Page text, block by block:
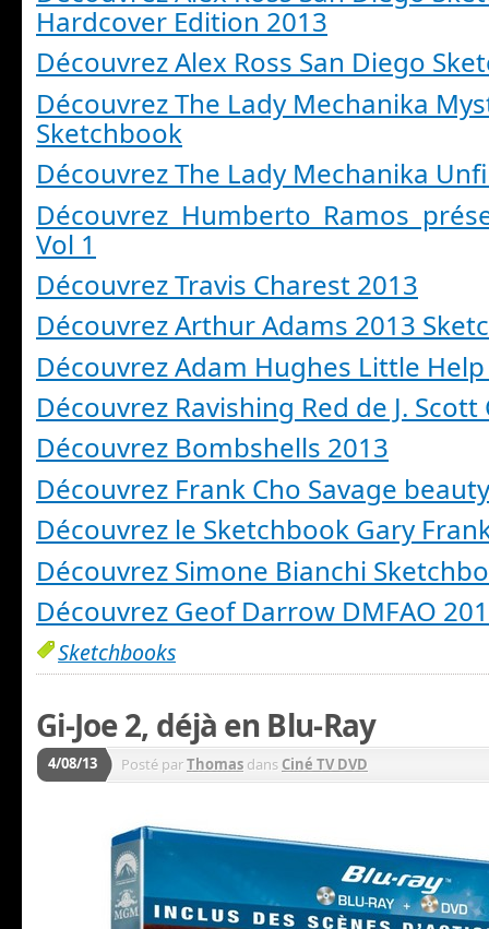
Hardcover Edition 2013
Découvrez Alex Ross San Diego
Découvrez The Lady Mechanika
Sketchbook
Découvrez The Lady Mechanika
Découvrez Humberto Ramos
Vol 1
Découvrez Travis Charest 2013
Découvrez Arthur Adams 2013
Découvrez Adam Hughes Little
Découvrez Ravishing Red de J.
Découvrez Bombshells 2013
Découvrez Frank Cho Savage
Découvrez le Sketchbook Gary
Découvrez Simone Bianchi
Découvrez Geof Darrow DMFAO
Sketchbooks
Gi-Joe 2, déjà en Blu-Ray
4/08/13 Posté parThomas dans Ciné TV DVD